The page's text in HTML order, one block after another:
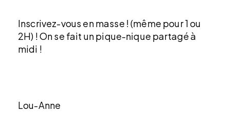
Inscrivez-vous en masse ! (même pour 1 ou
2H) ! On se fait un pique-nique partagé à
midi !
Lou-Anne